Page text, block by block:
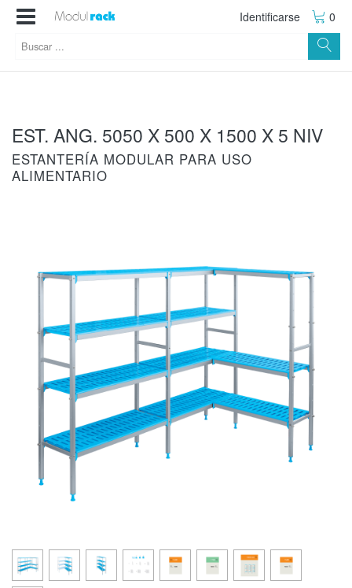
Identificarse 0
EST. ANG. 5050 X 500 X 1500 X 5 NIV
ESTANTERÍA MODULAR PARA USO
ALIMENTARIO